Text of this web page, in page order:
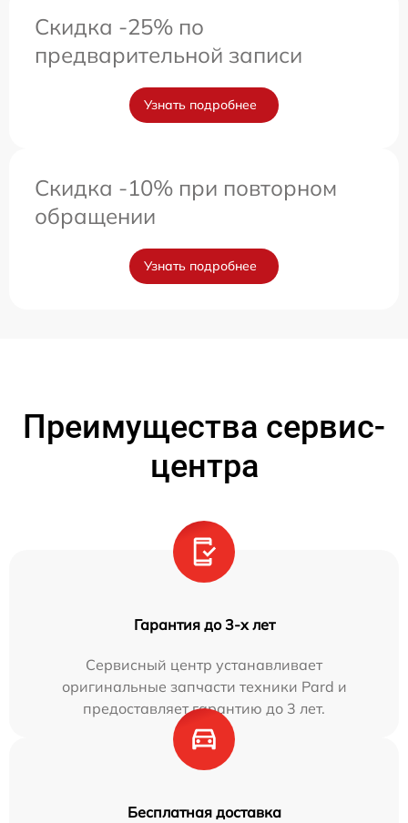
Скидка -25% по
предварительной записи
Узнать подробнее
Скидка -10% при повторном
обращении
Узнать подробнее
Преимущества сервис-
центра
Гарантия до 3-х лет
Сервисный центр устанавливает
оригинальные запчасти техники Pard и
предоставляет гарантию до 3 лет.
Бесплатная доставка